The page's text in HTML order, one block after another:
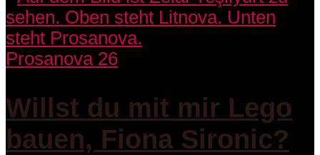
Prosanova 26
Willst du mit mir Lego
bauen, Fiona Sironic?